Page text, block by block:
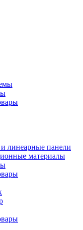
линеарные панели
материалы